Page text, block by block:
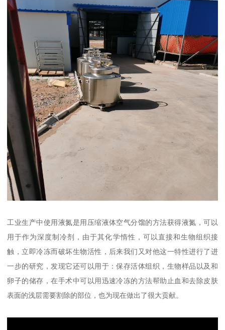
工业生产中使用液氮是用压缩液体空气分馏的方法获得液氮，可以
用于作为深度制冷剂，由于其化学惰性，可以直接和生物组织接
触，立即冷冻而破坏生物活性，后来我们又对他这一特性进行了进
一步的研究，发现它还可以用于：保存活体组织，生物样品以及和
卵子的储存，在手术中可以用迅速冷冻的方法帮助止血和去除皮肤
表面的浅层需要割除的部位，也为现在做出了很大贡献。